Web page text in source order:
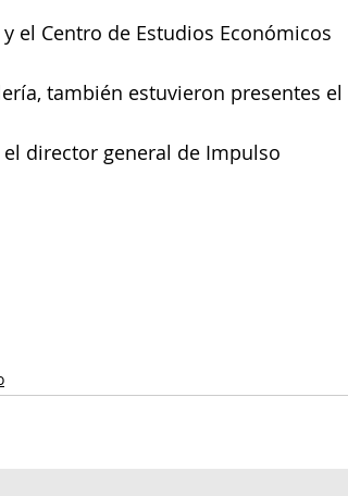
el Centro de Estudios Económicos
también estuvieron presentes el
director general de Impulso